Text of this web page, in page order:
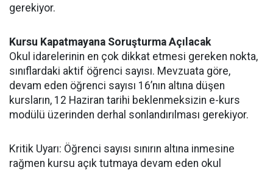
gerekiyor.
Kursu Kapatmayana Soruşturma Açılacak
Okul idarelerinin en çok dikkat etmesi gereken nokta,
sınıflardaki aktif öğrenci sayısı. Mevzuata göre,
devam eden öğrenci sayısı 16’nın altına düşen
kursların, 12 Haziran tarihi beklenmeksizin e-kurs
modülü üzerinden derhal sonlandırılması gerekiyor.
Kritik Uyarı: Öğrenci sayısı sınırın altına inmesine
rağmen kursu açık tutmaya devam eden okul